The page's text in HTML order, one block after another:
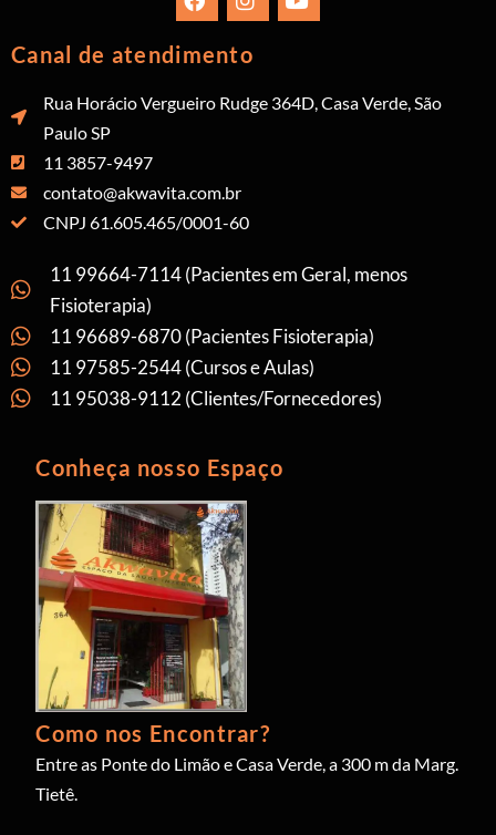
Canal de atendimento
Rua Horácio Vergueiro Rudge 364D, Casa Verde, São
Paulo SP
11 3857-9497
contato@akwavita.com.br
CNPJ 61.605.465/0001-60
11 99664-7114 (Pacientes em Geral, menos
Fisioterapia)
11 96689-6870 (Pacientes Fisioterapia)
11 97585-2544 (Cursos e Aulas)
11 95038-9112 (Clientes/Fornecedores)
Conheça nosso Espaço
Como nos Encontrar?
Entre as Ponte do Limão e Casa Verde, a 300 m da Marg.
Tietê.